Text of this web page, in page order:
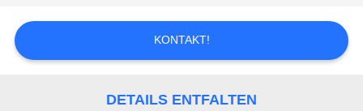
DATENSCHUTZRICHTLINIE
KONTAKT!
DETAILS ENTFALTEN